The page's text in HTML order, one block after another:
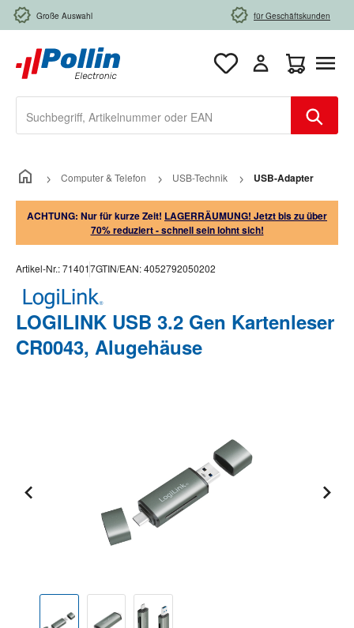
Zum Hauptinhalt springen
Große Auswahl für Geschäftskunden
Computer & Telefon USB-Technik USB-Adapter
ACHTUNG: Nur für kurze Zeit! LAGERRÄUMUNG! Jetzt bis zu über
70% reduziert - schnell sein lohnt sich!
Artikel-Nr.:714017GTIN/EAN:4052792050202
LOGILINK USB 3.2 Gen Kartenleser
CR0043, Alugehäuse